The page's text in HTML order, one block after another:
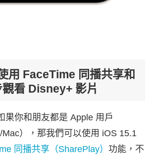
用 FaceTime 同播共享和
看 Disney+ 影片
果你和朋友都是 Apple 用戶
Mac），那我們可以使用 iOS 15.1
同播共享（SharePlay） 功能，不